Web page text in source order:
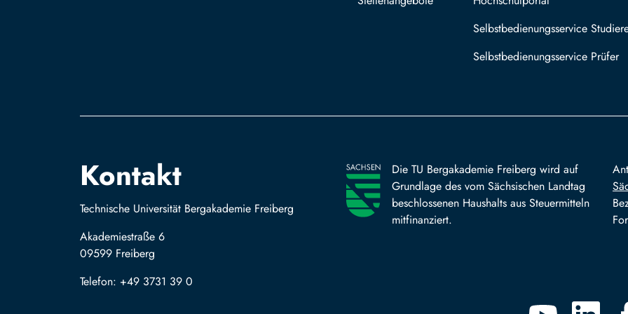
Selbstbedienungsservice
Selbstbedienungsservice Prüfer
Kontakt
Technische Universität Bergakademie Freiberg
Akademiestraße 6
09599 Freiberg
Telefon: +49 3731 39 0
Die TU Bergakademie Freiberg wird auf
Grundlage des vom Sächsischen Landtag
beschlossenen Haushalts aus Steuermitteln
mitfinanziert.